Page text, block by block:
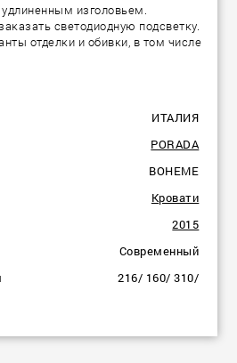
изголовьем.
светодиодную подсветку.
отделки и обивки, в том числе
ИТАЛИЯ
PORADA
BOHEME
Кровати
2015
Современный
216/ 160/ 310/